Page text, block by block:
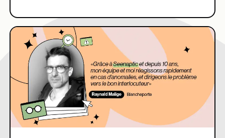
le site. Puis la réglementation ePrivacy qui exige
l’obtention d’un consentement explicite par
l’internaute avant déposer des cookies et
déclencher […]